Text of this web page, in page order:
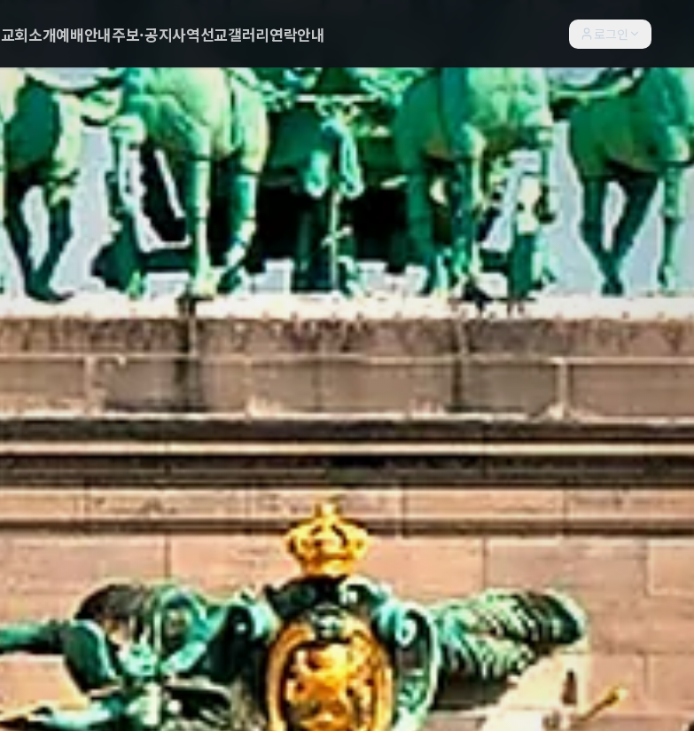
교회소개예배안내주보·공지사역선교갤러리연락안내 로그인